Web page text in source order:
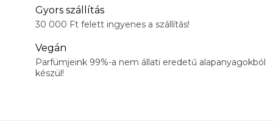
Gyors szállítás
30 000 Ft felett ingyenes a szállítás!
Vegán
Parfümjeink 99%-a nem állati eredetű alapanyagokból
készül!